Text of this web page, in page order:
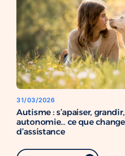
31/03/2026
Autisme : s’apaiser,
autonomie… ce que
d’assistance